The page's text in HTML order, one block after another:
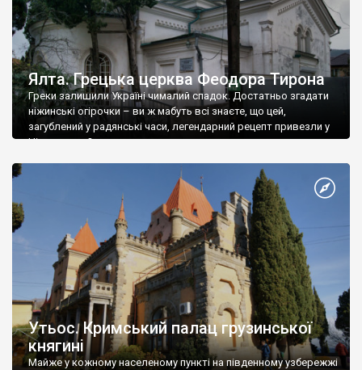
Ялта. Грецька церква Феодора Тирона
Греки залишили Україні чималий спадок. Достатньо згадати
ніжинські огірочки – ви ж мабуть всі знаєте, що цей,
загублений у радянські часи, легендарний рецепт привезли у
Ніжин греки?
Утьос. Кримський палац грузинської
княгині
Майже у кожному населеному пункті на південному узбережжі